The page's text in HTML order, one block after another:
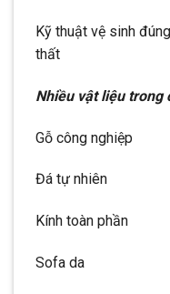
Kỹ thuật vệ sinh
thất
Nhiều vật liệu trong
Gỗ công nghiệp
Đá tự nhiên
Kính toàn phần
Sofa da